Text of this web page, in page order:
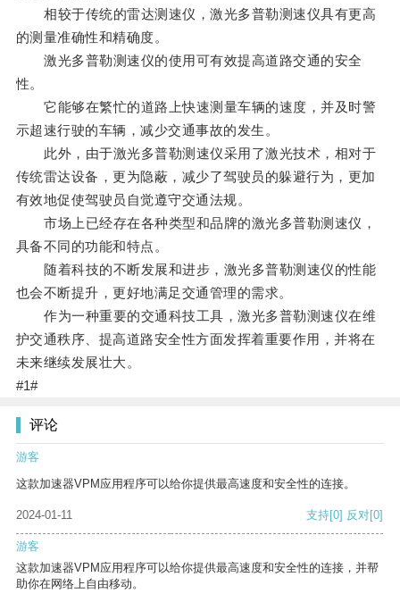
相较于传统的雷达测速仪，激光多普勒测速仪具有更高
的测量准确性和精确度。
激光多普勒测速仪的使用可有效提高道路交通的安全
性。
它能够在繁忙的道路上快速测量车辆的速度，并及时警
示超速行驶的车辆，减少交通事故的发生。
此外，由于激光多普勒测速仪采用了激光技术，相对于
传统雷达设备，更为隐蔽，减少了驾驶员的躲避行为，更加
有效地促使驾驶员自觉遵守交通法规。
市场上已经存在各种类型和品牌的激光多普勒测速仪，
具备不同的功能和特点。
随着科技的不断发展和进步，激光多普勒测速仪的性能
也会不断提升，更好地满足交通管理的需求。
作为一种重要的交通科技工具，激光多普勒测速仪在维
护交通秩序、提高道路安全性方面发挥着重要作用，并将在
未来继续发展壮大。
#1#
评论
游客
这款加速器VPM应用程序可以给你提供最高速度和安全性的连接。
2024-01-11 支持[0] 反对[0]
游客
这款加速器VPM应用程序可以给你提供最高速度和安全性的连接，并帮
助你在网络上自由移动。